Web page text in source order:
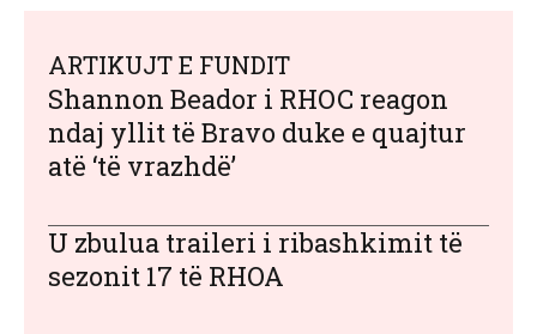
ARTIKUJT E FUNDIT
Shannon Beador i RHOC reagon
ndaj yllit të Bravo duke e quajtur
atë ‘të vrazhdë’
U zbulua traileri i ribashkimit të
sezonit 17 të RHOA